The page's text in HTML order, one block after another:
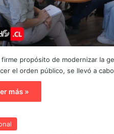
firme propósito de modernizar la
el orden público, se llevó a
más »